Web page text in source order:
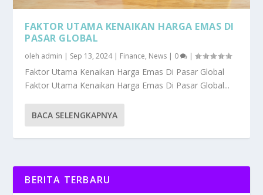
FAKTOR UTAMA KENAIKAN HARGA EMAS DI
PASAR GLOBAL
oleh admin | Sep 13, 2024| Finance, News | 0 |
Faktor Utama Kenaikan Harga Emas Di Pasar Global
Faktor Utama Kenaikan Harga Emas Di Pasar Global...
BACA SELENGKAPNYA
BERITA TERBARU